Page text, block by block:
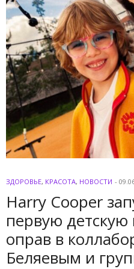
ЗДОРОВЬЕ, КРАСОТА, НОВОСТИ -
Harry Cooper
первую
оправ в
Беляевым и